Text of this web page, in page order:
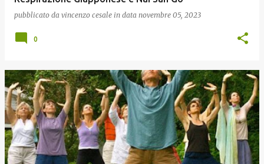
pubblicato da vincenzo cesale in data novembre 05, 2023
0